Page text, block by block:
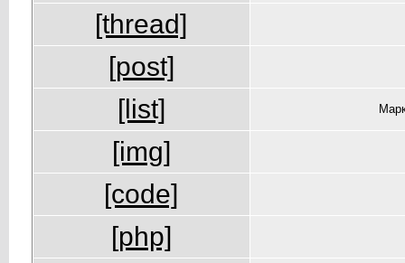
[thread]
[post]
[list]
[img]
[code]
[php]